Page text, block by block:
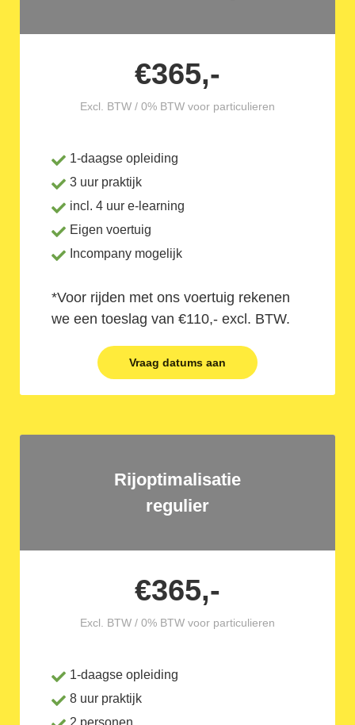
€365,-
Excl. BTW / 0% BTW voor particulieren
1-daagse opleiding
3 uur praktijk
incl. 4 uur e-learning
Eigen voertuig
Incompany mogelijk
*Voor rijden met ons voertuig rekenen
we een toeslag van €110,- excl. BTW.
Vraag datums aan
Rijoptimalisatie
regulier
€365,-
Excl. BTW / 0% BTW voor particulieren
1-daagse opleiding
8 uur praktijk
2 personen